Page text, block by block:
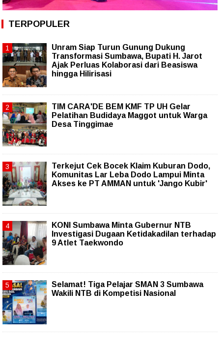
TERPOPULER
Unram Siap Turun Gunung Dukung
Transformasi Sumbawa, Bupati H. Jarot
Ajak Perluas Kolaborasi dari Beasiswa
hingga Hilirisasi
TIM CARA'DE BEM KMF TP UH Gelar
Pelatihan Budidaya Maggot untuk Warga
Desa Tinggimae
Terkejut Cek Bocek Klaim Kuburan Dodo,
Komunitas Lar Leba Dodo Lampui Minta
Akses ke PT AMMAN untuk 'Jango Kubir'
KONI Sumbawa Minta Gubernur NTB
Investigasi Dugaan Ketidakadilan terhadap
9 Atlet Taekwondo
Selamat! Tiga Pelajar SMAN 3 Sumbawa
Wakili NTB di Kompetisi Nasional